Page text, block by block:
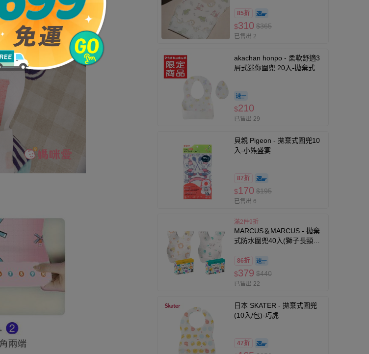
85折
$310 $365
已售出 2
akachan honpo - 柔軟舒適3
層式迷你圍兜 20入-拋棄式
$210
已售出 29
貝親 Pigeon - 拋棄式圍兜10
入-小熊盛宴
87折
$170 $195
已售出 6
滿2件9折
MARCUS＆MARCUS - 拋棄
式防水圍兜40入(獅子長頸鹿
86折
$379 $440
已售出 22
日本 SKATER - 拋棄式圍兜
(10入/包)-巧虎
47折